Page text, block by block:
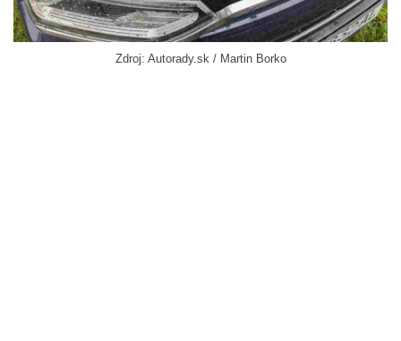
Zdroj: Autorady.sk / Martin Borko